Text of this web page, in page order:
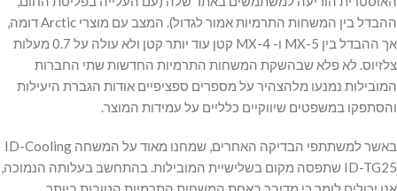
ההבדל בין המשחות התרמיות אמור לגדול). המצב עם מוצרי Arctic דומה,
אך ההבדל בין MX-5 ו- MX-4 קטן עוד יותר קטן ולא עולה על 0.7 מעלות
צלזיוס. לא פלא שבהשקת המשחות התרמיות החדשות שתי החברות
המובילות נמנעו מלהצהיר על מספרים ספציפיים אודות הגברת היעילות
והסתפקו במשפטים שיווקיים כלליים על עמידות המוצר.
באשר למשתתפי הבדיקה האחרים, שמחנו מאוד על המשחה ID-Cooling
ID-TG25 שתפסה מקום בשלישיית המובילות. בהתחשב בעלותה הנמוכה,